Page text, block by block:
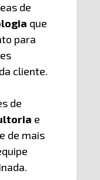
de
que
para
cliente.
de
e
de mais